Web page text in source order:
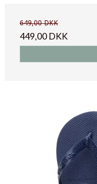
649,00 DKK
449,00 DKK